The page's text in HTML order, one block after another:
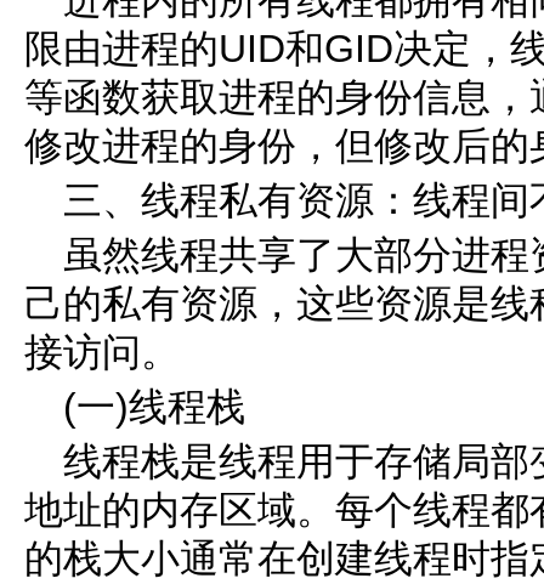
限由进程的UID和GID决定，
等函数获取进程的身份信息
修改进程的身份，但修改后
三、线程私有资源：线程间
虽然线程共享了大部分进
己的私有资源，这些资源是
接访问。
(一)线程栈
线程栈是线程用于存储局
地址的内存区域。每个线程
的栈大小通常在创建线程时